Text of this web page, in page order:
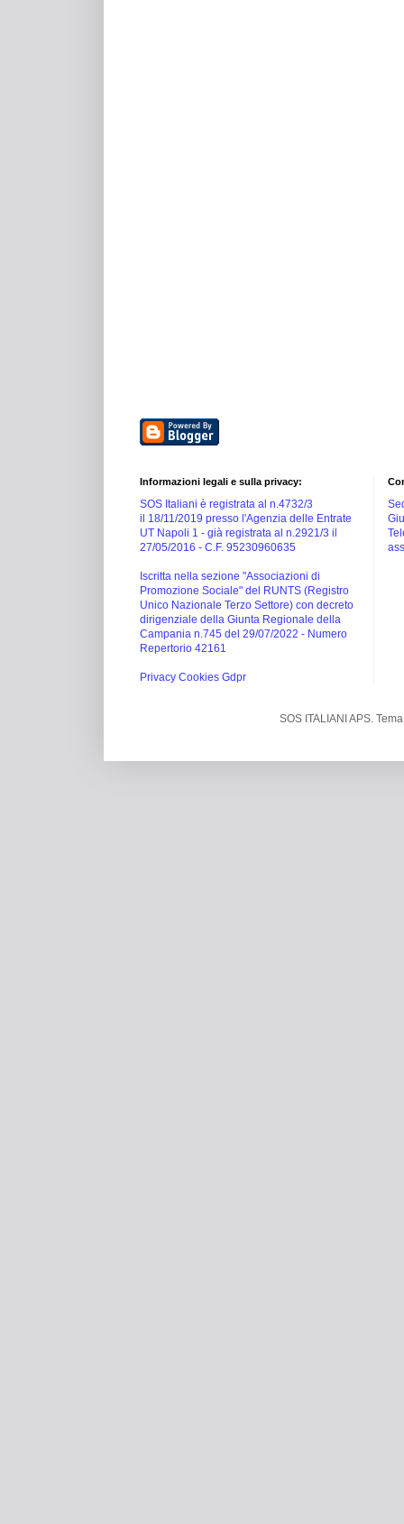
Informazioni legali e sulla privacy:
SOS Italiani è registrata al n.4732/3
il 18/11/2019 presso l'Agenzia delle Entrate
UT Napoli 1 - già registrata al n.2921/3 il
27/05/2016 - C.F. 95230960635
Iscritta nella sezione "Associazioni di
Promozione Sociale" del RUNTS (Registro
Unico Nazionale Terzo Settore) con decreto
dirigenziale della Giunta Regionale della
Campania n.745 del 29/07/2022 - Numero
Repertorio 42161
Privacy Cookies Gdpr
SOS ITALIANI APS.